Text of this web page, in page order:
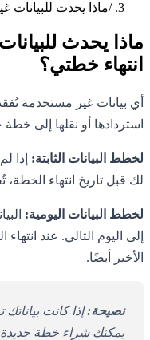
/ماذا يحدث للبيانات
ماذا يحدث
انتهاء خطتي؟
أي بيانات غير مستخدمة
استردادها أو نقلها إلى خطة
لخطط البيانات الثابتة: إذا
لك قبل تاريخ انتهاء الخطة،
لخطط البيانات اليومية:
إلى اليوم التالي. عند
الأخير أيضًا.
نصيحة:إذا كانت
يمكنك شراء خطة جديدة